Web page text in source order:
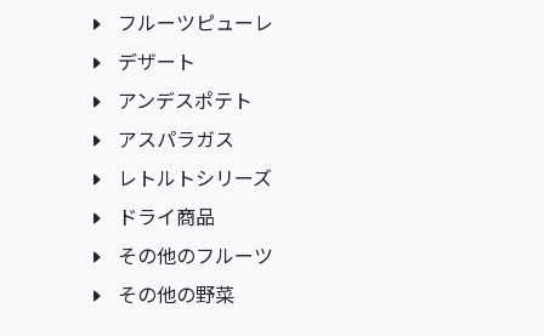
フルーツピューレ
デザート
アンデスポテト
アスパラガス
レトルトシリーズ
ドライ商品
その他のフルーツ
その他の野菜